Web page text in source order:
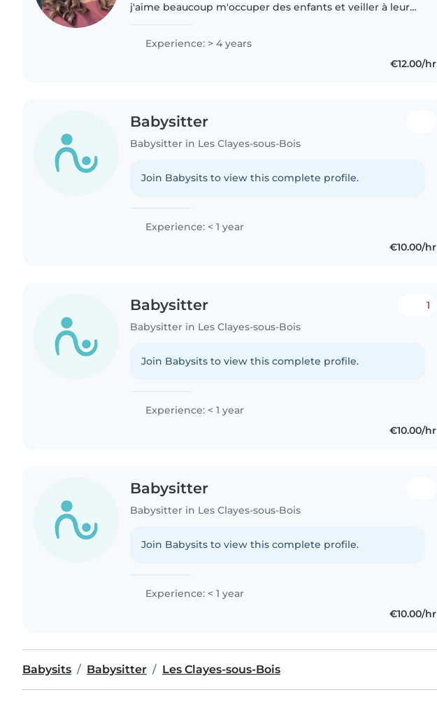
j'aime beaucoup m'occuper des enfants et veiller à leur
attentive,..
Experience: > 4 years
€12.00/hr
Babysitter
Babysitter in Les Clayes-sous-Bois
Join Babysits to view this complete profile.
Experience: < 1 year
€10.00/hr
Babysitter
Babysitter in Les Clayes-sous-Bois
1
Join Babysits to view this complete profile.
Experience: < 1 year
€10.00/hr
Babysitter
Babysitter in Les Clayes-sous-Bois
Join Babysits to view this complete profile.
Experience: < 1 year
€10.00/hr
Babysits Babysitter Les Clayes-sous-Bois